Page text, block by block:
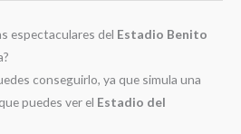
espectaculares del Estadio Benito
conseguirlo, ya que simula una
puedes ver el Estadio del